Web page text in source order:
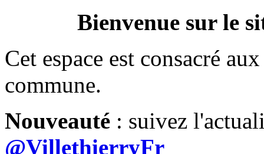
Bienvenue sur le
Cet espace est consacré
commune.
Nouveauté : suivez
@VillethierryFr